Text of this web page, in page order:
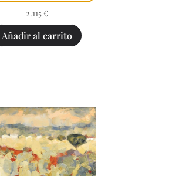
2.115 €
Añadir al carrito